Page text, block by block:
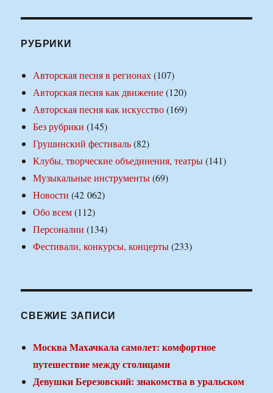
РУБРИКИ
Авторская песня в регионах(107)
Авторская песня как движение(120)
Авторская песня как искусство(169)
Без рубрики (145)
Грушинский фестиваль(82)
Клубы, творческие объединения, театры(141)
Музыкальные инструменты(69)
Новости (42 062)
Обо всем(112)
Персоналии (134)
Фестивали, конкурсы, концерты(233)
СВЕЖИЕ ЗАПИСИ
Москва Махачкала самолет: комфортное
путешествие между столицами
Девушки Березовский: знакомства в уральском